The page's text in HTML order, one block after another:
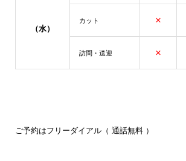
（水）
カット ×
訪問・送迎 ×
ご予約はフリーダイアル（ 通話無料 ）